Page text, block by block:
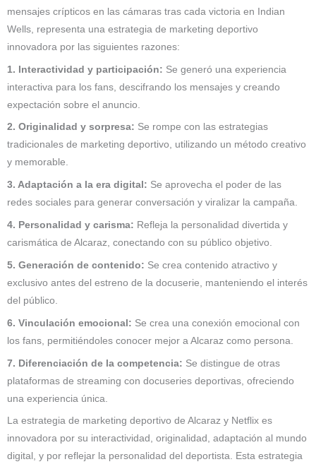
mensajes crípticos en las cámaras tras cada victoria en Indian
Wells, representa una estrategia de marketing deportivo
innovadora por las siguientes razones:
1. Interactividad y participación: Se generó una experiencia
interactiva para los fans, descifrando los mensajes y creando
expectación sobre el anuncio.
2. Originalidad y sorpresa: Se rompe con las estrategias
tradicionales de marketing deportivo, utilizando un método creativo
y memorable.
3. Adaptación a la era digital: Se aprovecha el poder de las
redes sociales para generar conversación y viralizar la campaña.
4. Personalidad y carisma: Refleja la personalidad divertida y
carismática de Alcaraz, conectando con su público objetivo.
5. Generación de contenido: Se crea contenido atractivo y
exclusivo antes del estreno de la docuserie, manteniendo el interés
del público.
6. Vinculación emocional: Se crea una conexión emocional con
los fans, permitiéndoles conocer mejor a Alcaraz como persona.
7. Diferenciación de la competencia: Se distingue de otras
plataformas de streaming con docuseries deportivas, ofreciendo
una experiencia única.
La estrategia de marketing deportivo de Alcaraz y Netflix es
innovadora por su interactividad, originalidad, adaptación al mundo
digital, y por reflejar la personalidad del deportista. Esta estrategia